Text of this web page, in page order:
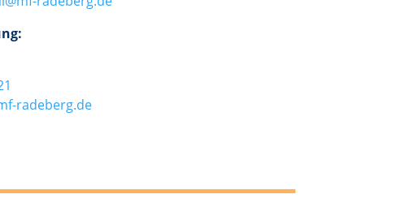
radeberg.de